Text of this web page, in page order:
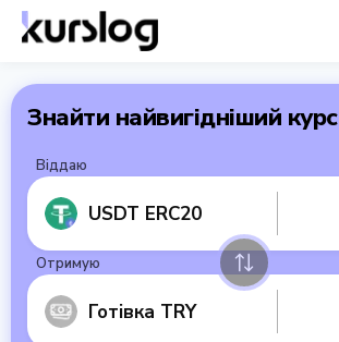
Знайти найвигідніший курс
Віддаю
USDT ERC20
Отримую
Готівка TRY